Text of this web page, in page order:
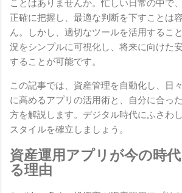
ことはありませんか。忙しい日常の中で
正確に把握し、最適な判断を下すことは
ん。しかし、適切なツールを活用するこ
況をシンプルに可視化し、将来に向けた
することが可能です。
この記事では、資産管理を自動化し、日
に高めるアプリの活用術と、自分に合っ
方を解説します。デジタル時代にふさわ
スタイルを確立しましょう。
資産運用アプリが今の時
る理由